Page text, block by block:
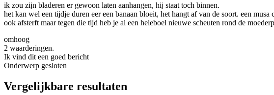
ik zou zijn bladeren er gewoon laten aanhangen, hij staat toch binnen.
het kan wel een tijdje duren eer een banaan bloeit, het hangt af van de soort. een
ook afsterft maar tegen die tijd heb je al een heleboel nieuwe scheuten rond de
omhoog
2 waarderingen.
Ik vind dit een goed bericht
Onderwerp gesloten
Vergelijkbare resultaten